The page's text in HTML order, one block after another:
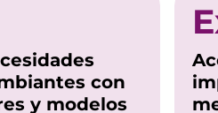
con
y modelos